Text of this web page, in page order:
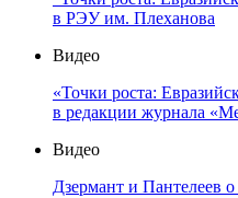
в РЭУ им. Плеханова
Видео
«Точки роста:
в редакции журнала
Видео
Дзермант и Пантелеев о